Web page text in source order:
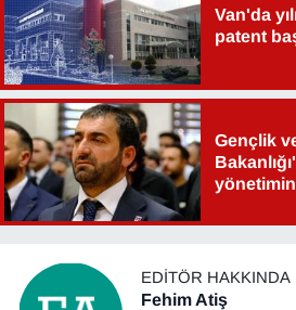
Van'da
patent
Gençlik
EDITÖR HAKKINDA
Fehim Atiş